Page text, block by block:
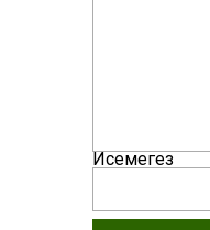
Исемегез